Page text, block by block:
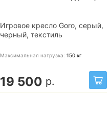
Игровое кресло Goro, серый,
черный, текстиль
Максимальная нагрузка: 150 кг
19 500 р.